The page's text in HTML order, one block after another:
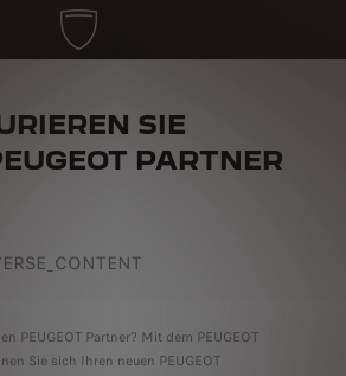
SIE
PARTNER
PEUGEOT Partner? Mit dem PEUGEOT
Sie sich Ihren neuen PEUGEOT